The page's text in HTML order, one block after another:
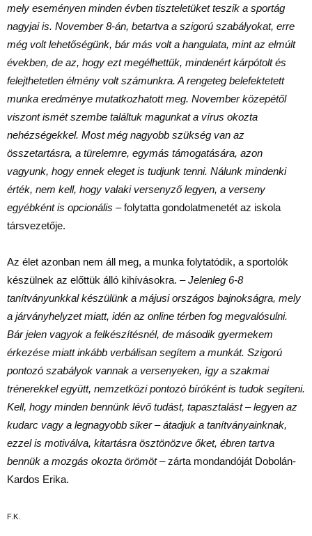
mely eseményen minden évben tiszteletüket teszik a sportág
nagyjai is. November 8-án, betartva a szigorú szabályokat, erre
még volt lehetőségünk, bár más volt a hangulata, mint az elmúlt
években, de az, hogy ezt megélhettük, mindenért kárpótolt és
felejthetetlen élmény volt számunkra. A rengeteg belefektetett
munka eredménye mutatkozhatott meg. November közepétől
viszont ismét szembe találtuk magunkat a vírus okozta
nehézségekkel. Most még nagyobb szükség van az
összetartásra, a türelemre, egymás támogatására, azon
vagyunk, hogy ennek eleget is tudjunk tenni. Nálunk mindenki
érték, nem kell, hogy valaki versenyző legyen, a verseny
egyébként is opcionális – folytatta gondolatmenetét az iskola
társvezetője.
Az élet azonban nem áll meg, a munka folytatódik, a sportolók
készülnek az előttük álló kihívásokra. –Jelenleg 6-8
tanítványunkkal készülünk a májusi országos bajnokságra, mely
a járványhelyzet miatt, idén az online térben fog megvalósulni.
Bár jelen vagyok a felkészítésnél, de második gyermekem
érkezése miatt inkább verbálisan segítem a munkát. Szigorú
pontozó szabályok vannak a versenyeken, így a szakmai
trénerekkel együtt, nemzetközi pontozó bíróként is tudok segíteni.
Kell, hogy minden bennünk lévő tudást, tapasztalást – legyen az
kudarc vagy a legnagyobb siker – átadjuk a tanítványainknak,
ezzel is motiválva, kitartásra ösztönözve őket, ébren tartva
bennük a mozgás okozta örömöt– zárta mondandóját Dobolán-
Kardos Erika.
F.K.